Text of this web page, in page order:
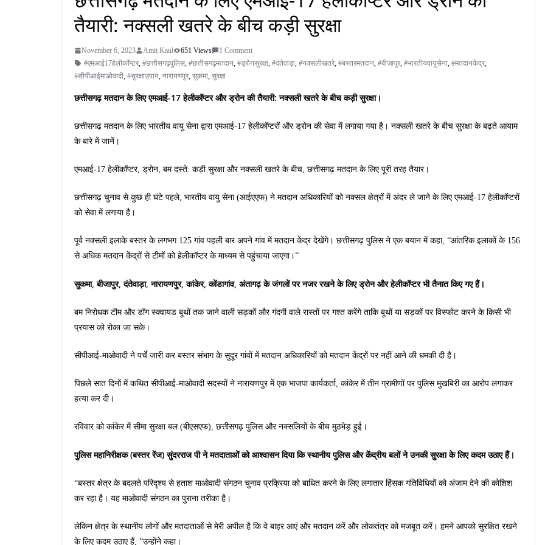
तैयारी: नक्सली खतरे के बीच कड़ी सुरक्षा
November 6, 2023 Amit Kaul 651 Views
1 Comment
#एमआई17हेलीकॉप्टर, #छत्तीसगढ़पुलिस #छत्तीसगढ़मतदान #ड्रोनसुरक्षा #दंतेवाड़ा #नक्सलीखतरे, #बस्तरमतदान #बीजापुर, #भारतीयवायुसेना #मतदानकेंद्र,
#सीपीआईमाओवादी #सुरक्षाउपाय नारायणपुर, सुकमा सुरक्षा
छत्तीसगढ़ मतदान के लिए एमआई-17 हेलीकॉप्टर और ड्रोन की तैयारी: नक्सली खतरे के बीच कड़ी सुरक्षा।
छत्तीसगढ़ मतदान के लिए भारतीय वायु सेना द्वारा एमआई-17 हेलीकॉप्टरों और ड्रोन की सेवा में लगाया गया है। नक्सली खतरे के बीच सुरक्षा के बढ़ते आयाम
के बारे में जानें।
एमआई-17 हेलीकॉप्टर, ड्रोन, बम दस्ते: कड़ी सुरक्षा और नक्सली खतरे के बीच, छत्तीसगढ़ मतदान के लिए पूरी तरह तैयार।
छत्तीसगढ़ चुनाव से कुछ ही घंटे पहले, भारतीय वायु सेना (आईएएफ) ने मतदान अधिकारियों को नक्सल क्षेत्रों में अंदर ले जाने के लिए एमआई-17 हेलीकॉप्टरों
को सेवा में लगाया है।
पूर्व नक्सली इलाके बस्तर के लगभग 125 गांव पहली बार अपने गांव में मतदान केंद्र देखेंगे। छत्तीसगढ़ पुलिस ने एक बयान में कहा, “आंतरिक इलाकों के 156
से अधिक मतदान केंद्रों से टीमों को हेलीकॉप्टर के माध्यम से पहुंचाया जाएगा।”
सुकमा, बीजापुर, दंतेवाड़ा, नारायणपुर, कांकेर, कोंडागांव, अंतागढ़ के जंगलों पर नजर रखने के लिए ड्रोन और हेलीकॉप्टर भी तैनात किए गए हैं।
बम निरोधक टीम और डॉग स्क्वायड बूथों तक जाने वाली सड़कों और गंदगी वाले रास्तों पर गश्त करेंगे ताकि बूथों या सड़कों पर विस्फोट करने के किसी भी
प्रयास को रोका जा सके।
सीपीआई-माओवादी ने पर्चे जारी कर बस्तर संभाग के सुदूर गांवों में मतदान अधिकारियों को मतदान केंद्रों पर नहीं आने की धमकी दी है।
पिछले सात दिनों में कथित सीपीआई-माओवादी सदस्यों ने नारायणपुर में एक भाजपा कार्यकर्ता, कांकेर में तीन ग्रामीणों पर पुलिस मुखबिरी का आरोप लगाकर
हत्या कर दी।
रविवार को कांकेर में सीमा सुरक्षा बल (बीएसएफ), छत्तीसगढ़ पुलिस और नक्सलियों के बीच मुठभेड़ हुई।
पुलिस महानिरीक्षक (बस्तर रेंज) सुंदरराज पी ने मतदाताओं को आश्वासन दिया कि स्थानीय पुलिस और केंद्रीय बलों ने उनकी सुरक्षा के लिए कदम उठाए हैं।
“बस्तर क्षेत्र के बदलते परिदृश्य से हताश माओवादी संगठन चुनाव प्रक्रिया को बाधित करने के लिए लगातार हिंसक गतिविधियों को अंजाम देने की कोशिश
कर रहा है। यह माओवादी संगठन का पुराना तरीका है।
लेकिन क्षेत्र के स्थानीय लोगों और मतदाताओं से मेरी अपील है कि वे बाहर आएं और मतदान करें और लोकतंत्र को मजबूत करें। हमने आपको सुरक्षित रखने
के लिए कदम उठाए हैं, ”उन्होंने कहा।